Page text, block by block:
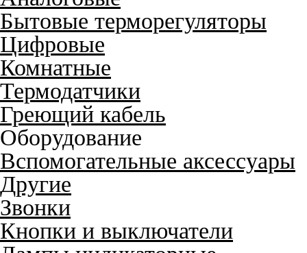
Бытовые терморегуляторы
Цифровые
Комнатные
Термодатчики
Греющий кабель
Оборудование
Вспомогательные аксессуары
Другие
Звонки
Кнопки и выключатели